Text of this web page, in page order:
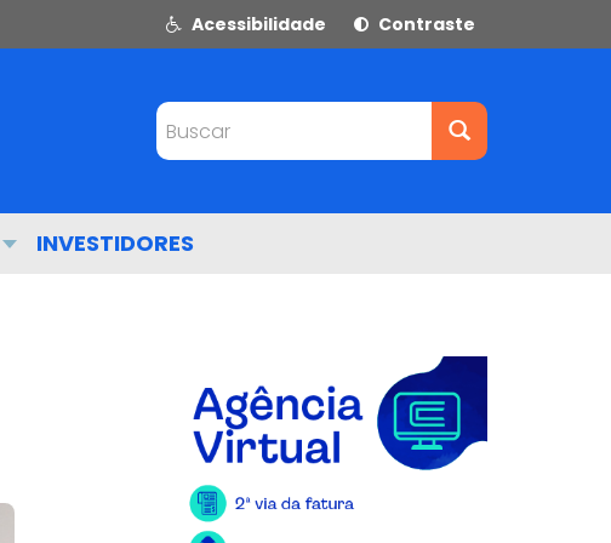
Acessibilidade Contraste
Buscar
INVESTIDORES